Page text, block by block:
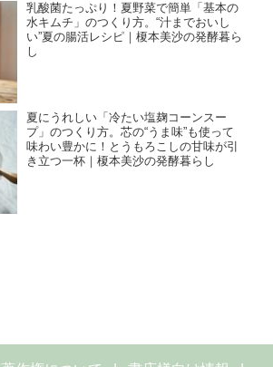
乳酸菌たっぷり！夏野菜で簡単「基本の
水キムチ」のつくり方。“汁までおいし
い”夏の腸活レシピ｜榎本美沙の発酵暮ら
し
夏にうれしい「冷たい塩麹コーンスー
プ」のつくり方。芯の“うま味”も使って
味わい豊かに！とうもろこしの甘味が引
き立つ一杯｜榎本美沙の発酵暮らし